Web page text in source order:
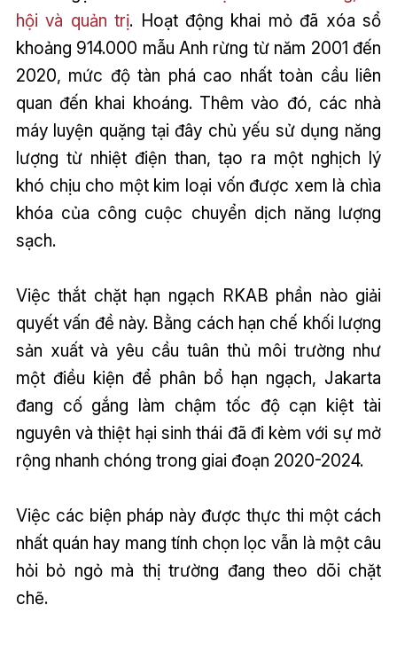
hội và quản trị. Hoạt động khai mỏ đã xóa sổ
khoảng 914.000 mẫu Anh rừng từ năm 2001 đến
2020, mức độ tàn phá cao nhất toàn cầu liên
quan đến khai khoáng. Thêm vào đó, các nhà
máy luyện quặng tại đây chủ yếu sử dụng năng
lượng từ nhiệt điện than, tạo ra một nghịch lý
khó chịu cho một kim loại vốn được xem là chìa
khóa của công cuộc chuyển dịch năng lượng
sạch.
Việc thắt chặt hạn ngạch RKAB phần nào giải
quyết vấn đề này. Bằng cách hạn chế khối lượng
sản xuất và yêu cầu tuân thủ môi trường như
một điều kiện để phân bổ hạn ngạch, Jakarta
đang cố gắng làm chậm tốc độ cạn kiệt tài
nguyên và thiệt hại sinh thái đã đi kèm với sự mở
rộng nhanh chóng trong giai đoạn 2020-2024.
Việc các biện pháp này được thực thi một cách
nhất quán hay mang tính chọn lọc vẫn là một câu
hỏi bỏ ngỏ mà thị trường đang theo dõi chặt
chẽ.